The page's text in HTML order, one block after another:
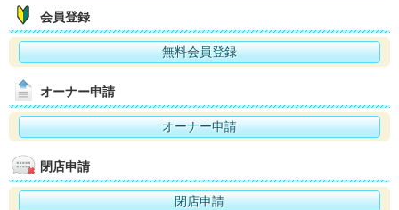
会員登録
無料会員登録
オーナー申請
オーナー申請
閉店申請
閉店申請